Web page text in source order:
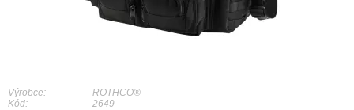
Výrobce:
ROTHCO®
Kód:
2649